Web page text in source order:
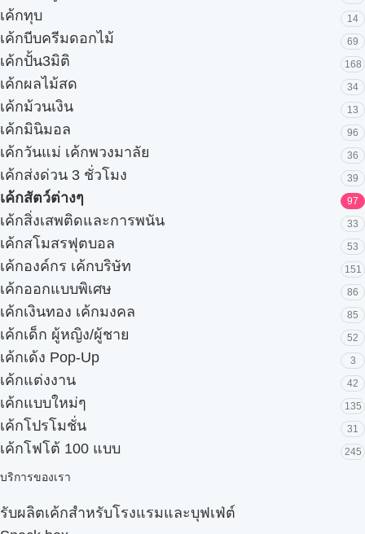
เค้กทุบ 14
เค้กบีบครีมดอกไม้ 69
เค้กปั้น3มิติ 168
เค้กผลไม้สด 34
เค้กม้วนเงิน 13
เค้กมินิมอล 96
เค้กวันแม่ เค้กพวงมาลัย 36
เค้กส่งด่วน 3 ชั่วโมง 39
เค้กสัตว์ต่างๆ 97
เค้กสิ่งเสพติดและการพนัน 33
เค้กสโมสรฟุตบอล 53
เค้กองค์กร เค้กบริษัท 151
เค้กออกแบบพิเศษ 86
เค้กเงินทอง เค้กมงคล 85
เค้กเด็ก ผู้หญิง/ผู้ชาย 52
เค้กเด้ง Pop-Up 3
เค้กแต่งงาน 42
เค้กแบบใหม่ๆ 135
เค้กโปรโมชั่น 31
เค้กโฟโต้ 100 แบบ 245
บริการของเรา
รับผลิตเค้กสำหรับโรงแรมและบุฟเฟ่ต์